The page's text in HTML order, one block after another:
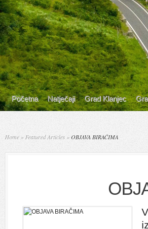
Početna Natječaji Grad Klanjec
Home » Featured Articles »OBJAVA BIRAČIMA